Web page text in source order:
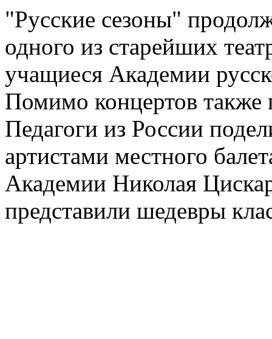
"Русские сезоны"
одного из старейших
учащиеся Академии
Помимо концертов также
Педагоги из России
артистами местного
Академии Николая
представили шедевры